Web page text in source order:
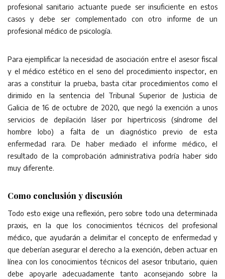
profesional sanitario actuante puede ser insuficiente en estos
casos y debe ser complementado con otro informe de un
profesional médico de psicología.
Para ejemplificar la necesidad de asociación entre el asesor fiscal
y el médico estético en el seno del procedimiento inspector, en
aras a constituir la prueba, basta citar procedimientos como el
dirimido en la sentencia del Tribunal Superior de Justicia de
Galicia de 16 de octubre de 2020, que negó la exención a unos
servicios de depilación láser por hipertricosis (síndrome del
hombre lobo) a falta de un diagnóstico previo de esta
enfermedad rara. De haber mediado el informe médico, el
resultado de la comprobación administrativa podría haber sido
muy diferente.
Como conclusión y discusión
Todo esto exige una reflexión, pero sobre todo una determinada
praxis, en la que los conocimientos técnicos del profesional
médico, que ayudarán a delimitar el concepto de enfermedad y
que deberían asegurar el derecho a la exención, deben actuar en
línea con los conocimientos técnicos del asesor tributario, quien
debe apoyarle adecuadamente tanto aconsejando sobre la